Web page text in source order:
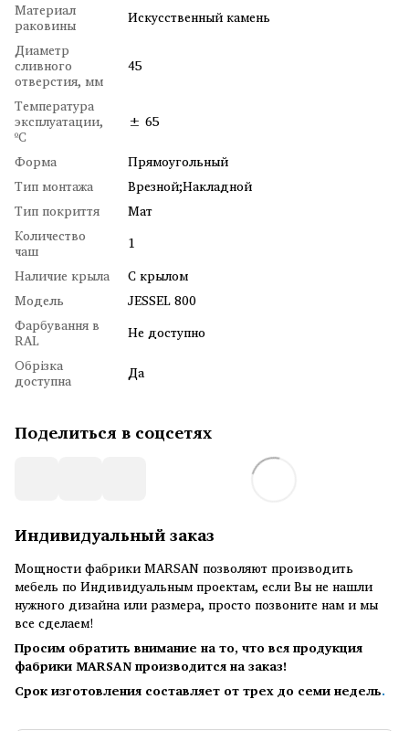
Материал
раковины
Искусственный камень
Диаметр
сливного
отверстия, мм
45
Температура
эксплуатации,
ºC
± 65
Форма
Прямоугольный
Тип монтажа
Врезной;Накладной
Тип покриття
Мат
Количество
чаш
1
Наличие крыла
С крылом
Модель
JESSEL 800
Фарбування в
RAL
Не доступно
Обрізка
доступна Да
Поделиться в соцсетях
Индивидуальный заказ
Мощности фабрики MARSAN позволяют производить
мебель по Индивидуальным проектам, если Вы не нашли
нужного дизайна или размера, просто позвоните нам и мы
все сделаем!
Просим обратить внимание на то, что вся продукция
фабрики MARSAN производится на заказ!
Срок изготовления составляет от трех до семи недель.